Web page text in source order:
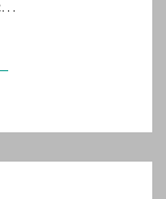
LA SUITE